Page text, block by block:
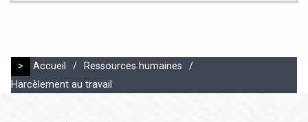
> Accueil / Ressources humaines
/
Harcèlement au travail